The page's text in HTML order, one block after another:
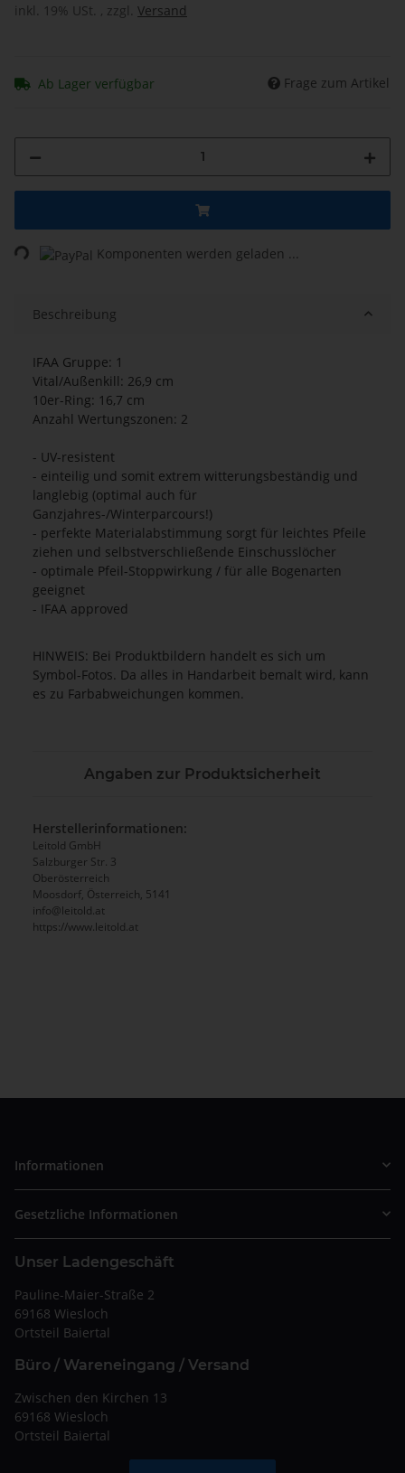
inkl. 19% USt. , zzgl. Versand
Ab Lager verfügbar Frage zum Artikel
Komponenten werden geladen ...
Beschreibung
IFAA Gruppe: 1
Vital/Außenkill: 26,9 cm
10er-Ring: 16,7 cm
Anzahl Wertungszonen: 2
- UV-resistent
- einteilig und somit extrem witterungsbeständig und
langlebig (optimal auch für
Ganzjahres-/Winterparcours!)
- perfekte Materialabstimmung sorgt für leichtes Pfeile
ziehen und selbstverschließende Einschusslöcher
- optimale Pfeil-Stoppwirkung / für alle Bogenarten
geeignet
- IFAA approved
HINWEIS: Bei Produktbildern handelt es sich um
Symbol-Fotos. Da alles in Handarbeit bemalt wird, kann
es zu Farbabweichungen kommen.
Angaben zur Produktsicherheit
Herstellerinformationen:
Leitold GmbH
Salzburger Str. 3
Oberösterreich
Moosdorf, Österreich, 5141
info@leitold.at
https://www.leitold.at
Informationen
Gesetzliche Informationen
Unser Ladengeschäft
Pauline-Maier-Straße 2
69168 Wiesloch
Ortsteil Baiertal
Büro / Wareneingang / Versand
Zwischen den Kirchen 13
69168 Wiesloch
Ortsteil Baiertal